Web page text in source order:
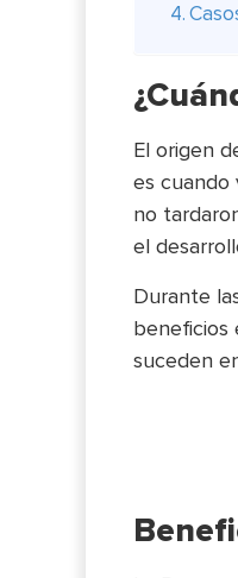
El origen
es cuando
no
el
Durante
beneficios
suceden